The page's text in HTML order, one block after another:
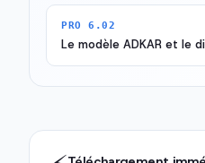
PRO 6.02
Le modèle ADKAR et le